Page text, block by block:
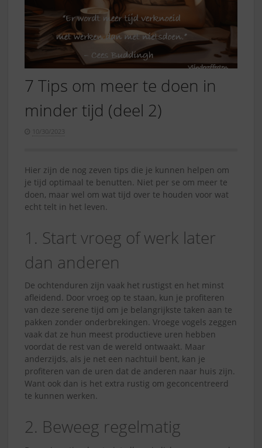
7 Tips om meer te doen in
minder tijd (deel 2)
10/30/2023
Hier zijn de nog zeven tips die je kunnen helpen om
je tijd optimaal te benutten. Niet per se om meer te
doen, maar wel om wat tijd over te houden voor wat
echt telt in het leven.
1. Start vroeg of werk later
dan anderen
De ochtenduren zijn vaak het rustigst en het minst
afleidend. Door vroeg op te staan, kun je profiteren
van deze serene tijd om je belangrijkste taken aan te
pakken zonder onderbrekingen. Vroege vogels zeggen
vaak dat ze hun meest productieve uren hebben
voordat de rest van de wereld ontwaakt. Maar
anderzijds, als je net een nachtuil bent, kan je
profiteren van de uren dat de anderen naar huis zijn.
Want ook dan is het extra rustig om geconcentreerd
te kunnen werken.
2. Beweeg regelmatig